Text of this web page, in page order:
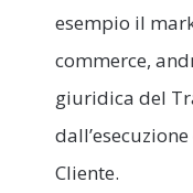
esempio il
commerce,
giuridica del
Cliente.